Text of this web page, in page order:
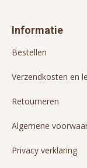
Informatie
Bestellen
Verzendkosten en
Retourneren
Algemene
Privacy verklaring